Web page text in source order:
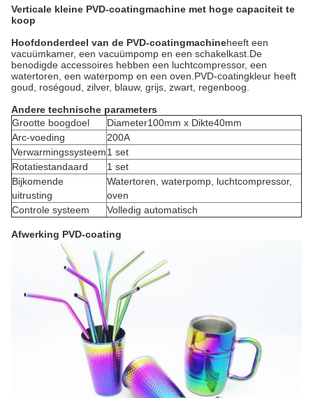
Verticale kleine PVD-coatingmachine met hoge capaciteit te
koop
Hoofdonderdeel van de PVD-coatingmachineheeft een
vacuümkamer, een vacuümpomp en een schakelkast.De
benodigde accessoires hebben een luchtcompressor, een
watertoren, een waterpomp en een oven.PVD-coatingkleur heeft
goud, roségoud, zilver, blauw, grijs, zwart, regenboog.
Andere technische parameters
Grootte boogdoel
Diameter100mm x Dikte40mm
Arc-voeding
200A
Verwarmingssysteem1 set
Rotatiestandaard
1 set
Bijkomende
uitrusting
Watertoren, waterpomp, luchtcompressor,
oven
Controle systeem
Volledig automatisch
Afwerking PVD-coating